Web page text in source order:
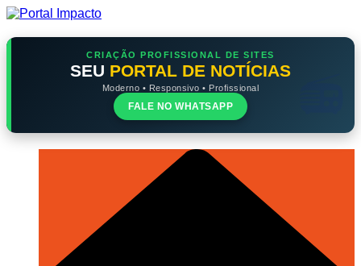
Ir
o
CRIAÇÃO PROFISSIONAL DE SITES
SEU PORTAL DE NOTÍCIAS
Moderno • Responsivo • Profissional
FALE NO WHATSAPP